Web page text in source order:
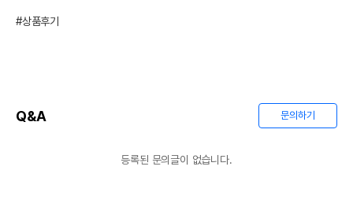
#상품후기
Q&A 문의하기
등록된 문의글이 없습니다.